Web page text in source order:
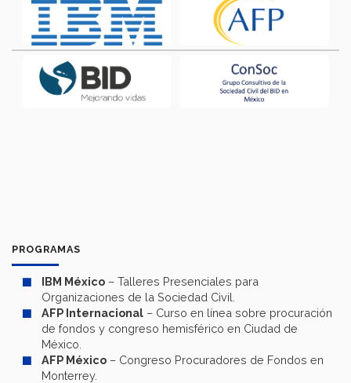
PROGRAMAS
IBM México – Talleres Presenciales para
Organizaciones de la Sociedad Civil.
AFP Internacional – Curso en línea sobre procuración
de fondos y congreso hemisférico en Ciudad de
México.
AFP México – Congreso Procuradores de Fondos en
Monterrey.